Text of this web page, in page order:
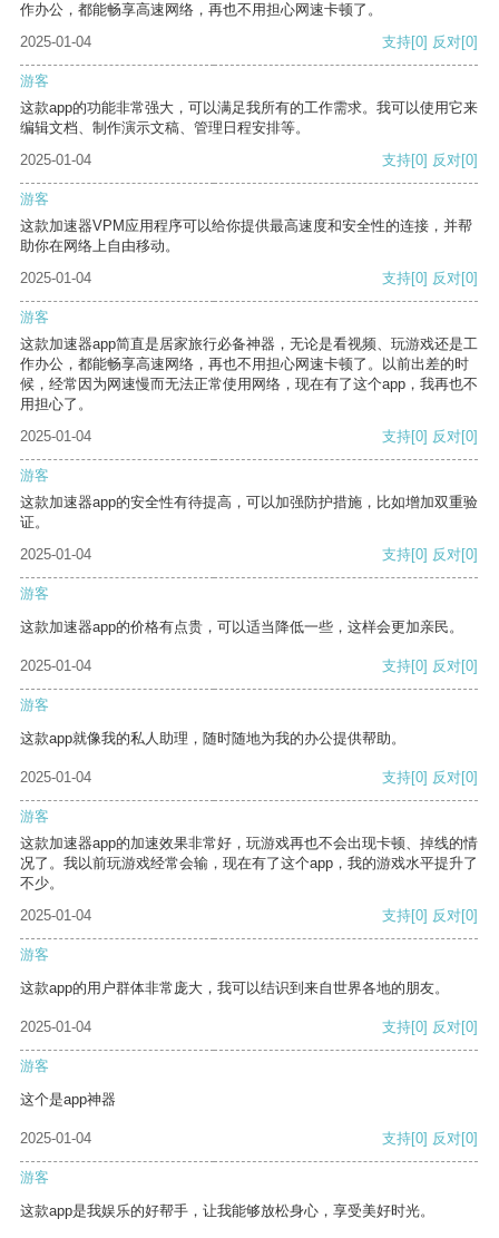
作办公，都能畅享高速网络，再也不用担心网速卡顿了。
2025-01-04
支持[0] 反对[0]
游客
这款app的功能非常强大，可以满足我所有的工作需求。我可以使用它来
编辑文档、制作演示文稿、管理日程安排等。
2025-01-04
支持[0] 反对[0]
游客
这款加速器VPM应用程序可以给你提供最高速度和安全性的连接，并帮
助你在网络上自由移动。
2025-01-04
支持[0] 反对[0]
游客
这款加速器app简直是居家旅行必备神器，无论是看视频、玩游戏还是工
作办公，都能畅享高速网络，再也不用担心网速卡顿了。以前出差的时
候，经常因为网速慢而无法正常使用网络，现在有了这个app，我再也不
用担心了。
2025-01-04
支持[0] 反对[0]
游客
这款加速器app的安全性有待提高，可以加强防护措施，比如增加双重验
证。
2025-01-04
支持[0] 反对[0]
游客
这款加速器app的价格有点贵，可以适当降低一些，这样会更加亲民。
2025-01-04 支持[0] 反对[0]
游客
这款app就像我的私人助理，随时随地为我的办公提供帮助。
2025-01-04 支持[0] 反对[0]
游客
这款加速器app的加速效果非常好，玩游戏再也不会出现卡顿、掉线的情
况了。我以前玩游戏经常会输，现在有了这个app，我的游戏水平提升了
不少。
2025-01-04
支持[0] 反对[0]
游客
这款app的用户群体非常庞大，我可以结识到来自世界各地的朋友。
2025-01-04 支持[0] 反对[0]
游客
这个是app神器
2025-01-04 支持[0] 反对[0]
游客
这款app是我娱乐的好帮手，让我能够放松身心，享受美好时光。